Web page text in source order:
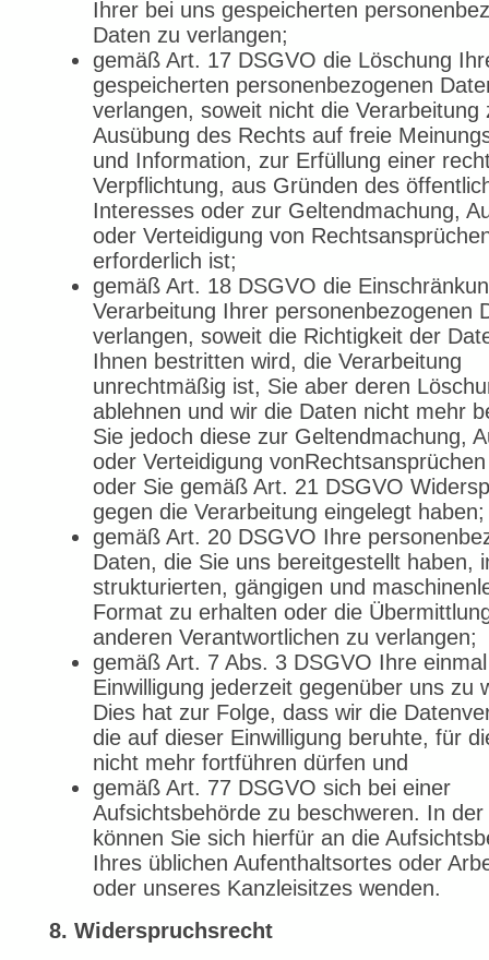
Ihrer bei uns gespeicherten
Daten zu verlangen;
gemäß Art. 17 DSGVO die Löschung
gespeicherten personenbezogenen
verlangen, soweit nicht die Verarbeitung
Ausübung des Rechts auf freie
und Information, zur Erfüllung einer
Verpflichtung, aus Gründen des
Interesses oder zur Geltendmachung,
oder Verteidigung von
erforderlich ist;
gemäß Art. 18 DSGVO die
Verarbeitung Ihrer personenbezogenen
verlangen, soweit die Richtigkeit der
Ihnen bestritten wird, die Verarbeitung
unrechtmäßig ist, Sie aber deren
ablehnen und wir die Daten nicht mehr
Sie jedoch diese zur Geltendmachung,
oder Verteidigung
oder Sie gemäß Art. 21 DSGVO
gegen die Verarbeitung eingelegt haben;
gemäß Art. 20 DSGVO Ihre
Daten, die Sie uns bereitgestellt haben,
strukturierten, gängigen und
Format zu erhalten oder die
anderen Verantwortlichen zu verlangen;
gemäß Art. 7 Abs. 3 DSGVO Ihre
Einwilligung jederzeit gegenüber uns zu
Dies hat zur Folge, dass wir die
die auf dieser Einwilligung beruhte, für
nicht mehr fortführen dürfen und
gemäß Art. 77 DSGVO sich bei einer
Aufsichtsbehörde zu beschweren. In der
können Sie sich hierfür an die
Ihres üblichen Aufenthaltsortes oder
oder unseres Kanzleisitzes wenden.
8. Widerspruchsrecht